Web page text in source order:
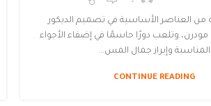
من العناصر الأساسية في تصميم الديكور
مودرن، وتلعب دورًا حاسمًا في إضفاء الأجواء
المناسبة وإبراز جمال المس...
CONTINUE READING